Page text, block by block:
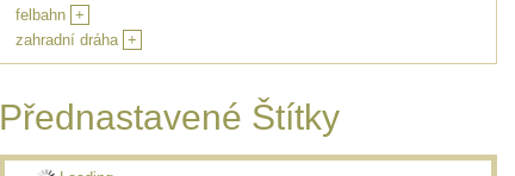
felbahn +
zahradní dráha +
Přednastavené Štítky